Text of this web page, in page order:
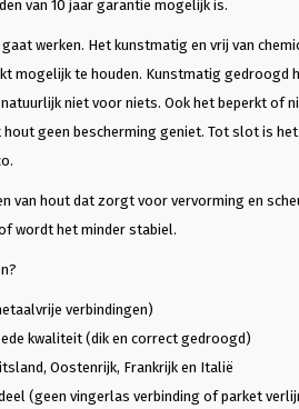
van 10 jaar garantie mogelijk is.
werken. Het kunstmatig en vrij van
mogelijk te houden. Kunstmatig gedroogd
niet voor niets. Ook het beperkt of
geen bescherming geniet. Tot slot is
van hout dat zorgt voor vervorming en
wordt het minder stabiel.
verbindingen)
kwaliteit (dik en correct gedroogd)
Oostenrijk, Frankrijk en Italië
(geen vingerlas verbinding of parket